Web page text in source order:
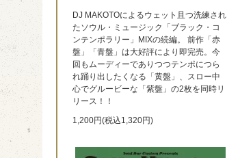
DJ MAKOTOによるウェット且つ洗練され
たソウル・ミュージック「ブラック・コ
ンテンポラリー」MIXの続編。 前作「赤
盤」「青盤」は大好評により即完売。今
回もムーディーでありつつテンポにつら
れ踊り出したくなる「黄盤」、スロー中
心でグルービーな「紫盤」の2枚を同時リ
リース！！
1,200円(税込1,320円)